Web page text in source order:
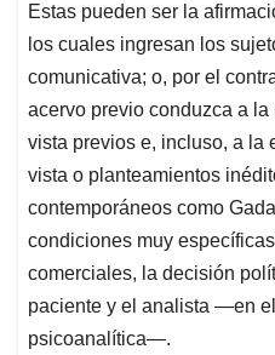
Estas pueden ser la
los cuales ingresan los
comunicativa; o, por el
acervo previo conduzca a
vista previos e, incluso, a la
vista o planteamientos
contemporáneos como
condiciones muy
comerciales, la decisión
paciente y el analista —en
psicoanalítica—.